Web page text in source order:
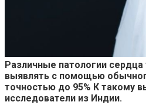
Различные патологии
выявлять с помощью
точностью до 95% К такому
исследователи из Индии.